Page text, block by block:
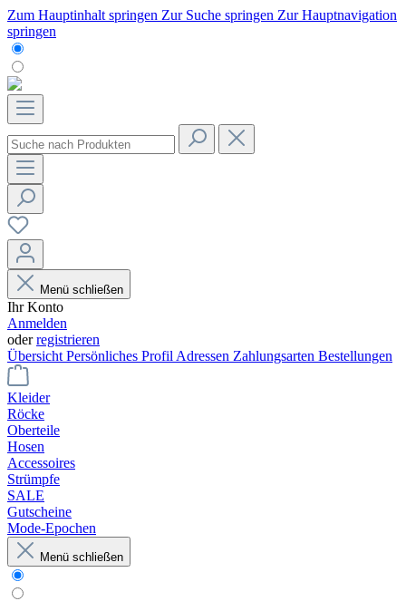
Zum Hauptinhalt springen Zur Suche springen Zur Hauptnavigation
springen
Menü schließen
Ihr Konto
Anmelden
oderregistrieren
Übersicht Persönliches Profil Adressen Zahlungsarten Bestellungen
Kleider
Röcke
Oberteile
Hosen
Accessoires
Strümpfe
SALE
Gutscheine
Mode-Epochen
Menü schließen